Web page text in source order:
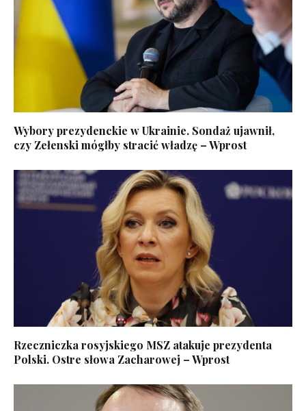
Wybory prezydenckie w Ukrainie. Sondaż ujawnił,
czy Zełenski mógłby stracić władzę – Wprost
Rzeczniczka rosyjskiego MSZ atakuje prezydenta
Polski. Ostre słowa Zacharowej – Wprost